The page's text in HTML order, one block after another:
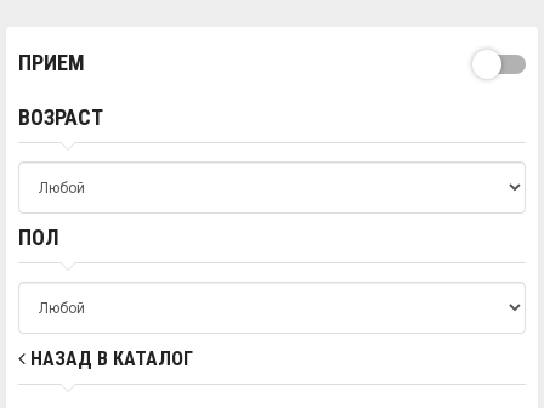
ПРИЕМ
ВОЗРАСТ
ПОЛ
НАЗАД В КАТАЛОГ